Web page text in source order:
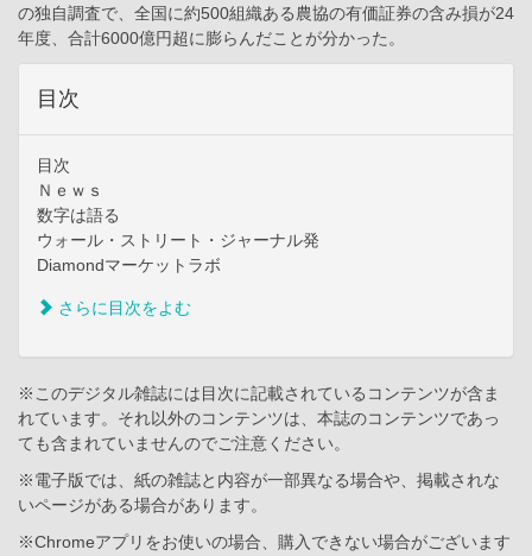
の独自調査で、全国に約500組織ある農協の有価証券の含み損が24
年度、合計6000億円超に膨らんだことが分かった。
目次
目次
Ｎｅｗｓ
数字は語る
ウォール・ストリート・ジャーナル発
Diamondマーケットラボ
さらに目次をよむ
※このデジタル雑誌には目次に記載されているコンテンツが含ま
れています。それ以外のコンテンツは、本誌のコンテンツであっ
ても含まれていませんのでご注意ください。
※電子版では、紙の雑誌と内容が一部異なる場合や、掲載されな
いページがある場合があります。
※Chromeアプリをお使いの場合、購入できない場合がございます